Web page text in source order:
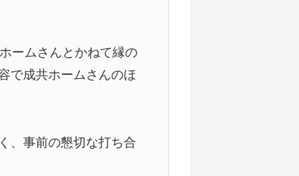
ームさんとかねて縁の
で成共ホームさんのほ
、事前の懇切な打ち合